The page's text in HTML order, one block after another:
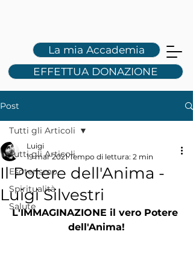
La mia Accademia
EFFETTUA DONAZIONE
LS
Post
Tutti gli Articoli
Esoterismo
Spiritualità
Salute
Tutti gli Articoli
Il Potere dell'Anima -
Luigi Silvestri
Luigi
19 mar 2021 Tempo di lettura: 2 min
L'IMMAGINAZIONE il vero Potere
dell'Anima!